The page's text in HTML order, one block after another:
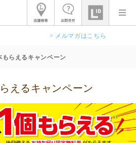
> メルマガはこちら
もらえるキャンペーン
えるキャンペーン